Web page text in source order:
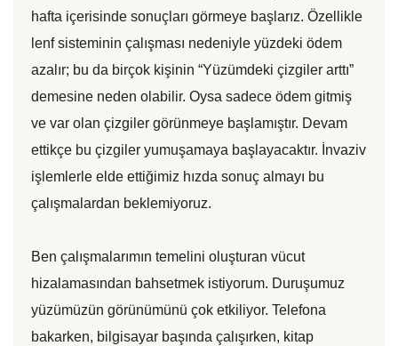
hafta içerisinde sonuçları görmeye başlarız. Özellikle
lenf sisteminin çalışması nedeniyle yüzdeki ödem
azalır; bu da birçok kişinin “Yüzümdeki çizgiler arttı”
demesine neden olabilir. Oysa sadece ödem gitmiş
ve var olan çizgiler görünmeye başlamıştır. Devam
ettikçe bu çizgiler yumuşamaya başlayacaktır. İnvaziv
işlemlerle elde ettiğimiz hızda sonuç almayı bu
çalışmalardan beklemiyoruz.
Ben çalışmalarımın temelini oluşturan vücut
hizalamasından bahsetmek istiyorum. Duruşumuz
yüzümüzün görünümünü çok etkiliyor. Telefona
bakarken, bilgisayar başında çalışırken, kitap